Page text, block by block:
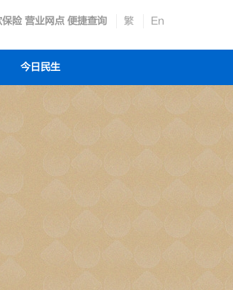
险 营业网点 便捷查询 繁 En
今日民生